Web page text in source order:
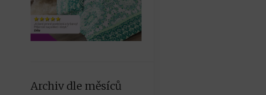
Archiv dle měsíců